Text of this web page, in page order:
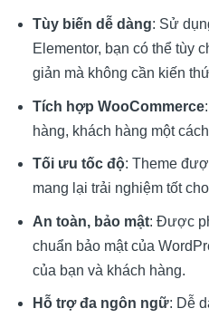
Tùy biến dễ dàng: Sử
Elementor, bạn có thể tùy
giản mà không cần kiến
Tích hợp WooCommerce
hàng, khách hàng một
Tối ưu tốc độ: Theme
mang lại trải nghiệm tốt
An toàn, bảo mật: Được
chuẩn bảo mật của
của bạn và khách hàng.
Hỗ trợ đa ngôn ngữ: Dễ